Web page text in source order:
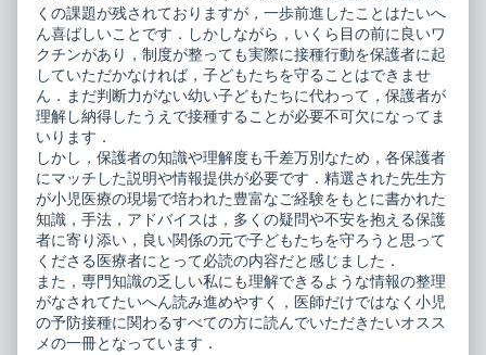
くの課題が残されておりますが，一歩前進したことはたいへ
ん喜ばしいことです．しかしながら，いくら目の前に良いワ
クチンがあり，制度が整っても実際に接種行動を保護者に起
していただかなければ，子どもたちを守ることはできませ
ん．まだ判断力がない幼い子どもたちに代わって，保護者が
理解し納得したうえで接種することが必要不可欠になってま
いります．
しかし，保護者の知識や理解度も千差万別なため，各保護者
にマッチした説明や情報提供が必要です．精選された先生方
が小児医療の現場で培われた豊富なご経験をもとに書かれた
知識，手法，アドバイスは，多くの疑問や不安を抱える保護
者に寄り添い，良い関係の元で子どもたちを守ろうと思って
くださる医療者にとって必読の内容だと感じました．
また，専門知識の乏しい私にも理解できるような情報の整理
がなされてたいへん読み進めやすく，医師だけではなく小児
の予防接種に関わるすべての方に読んでいただきたいオスス
メの一冊となっています．